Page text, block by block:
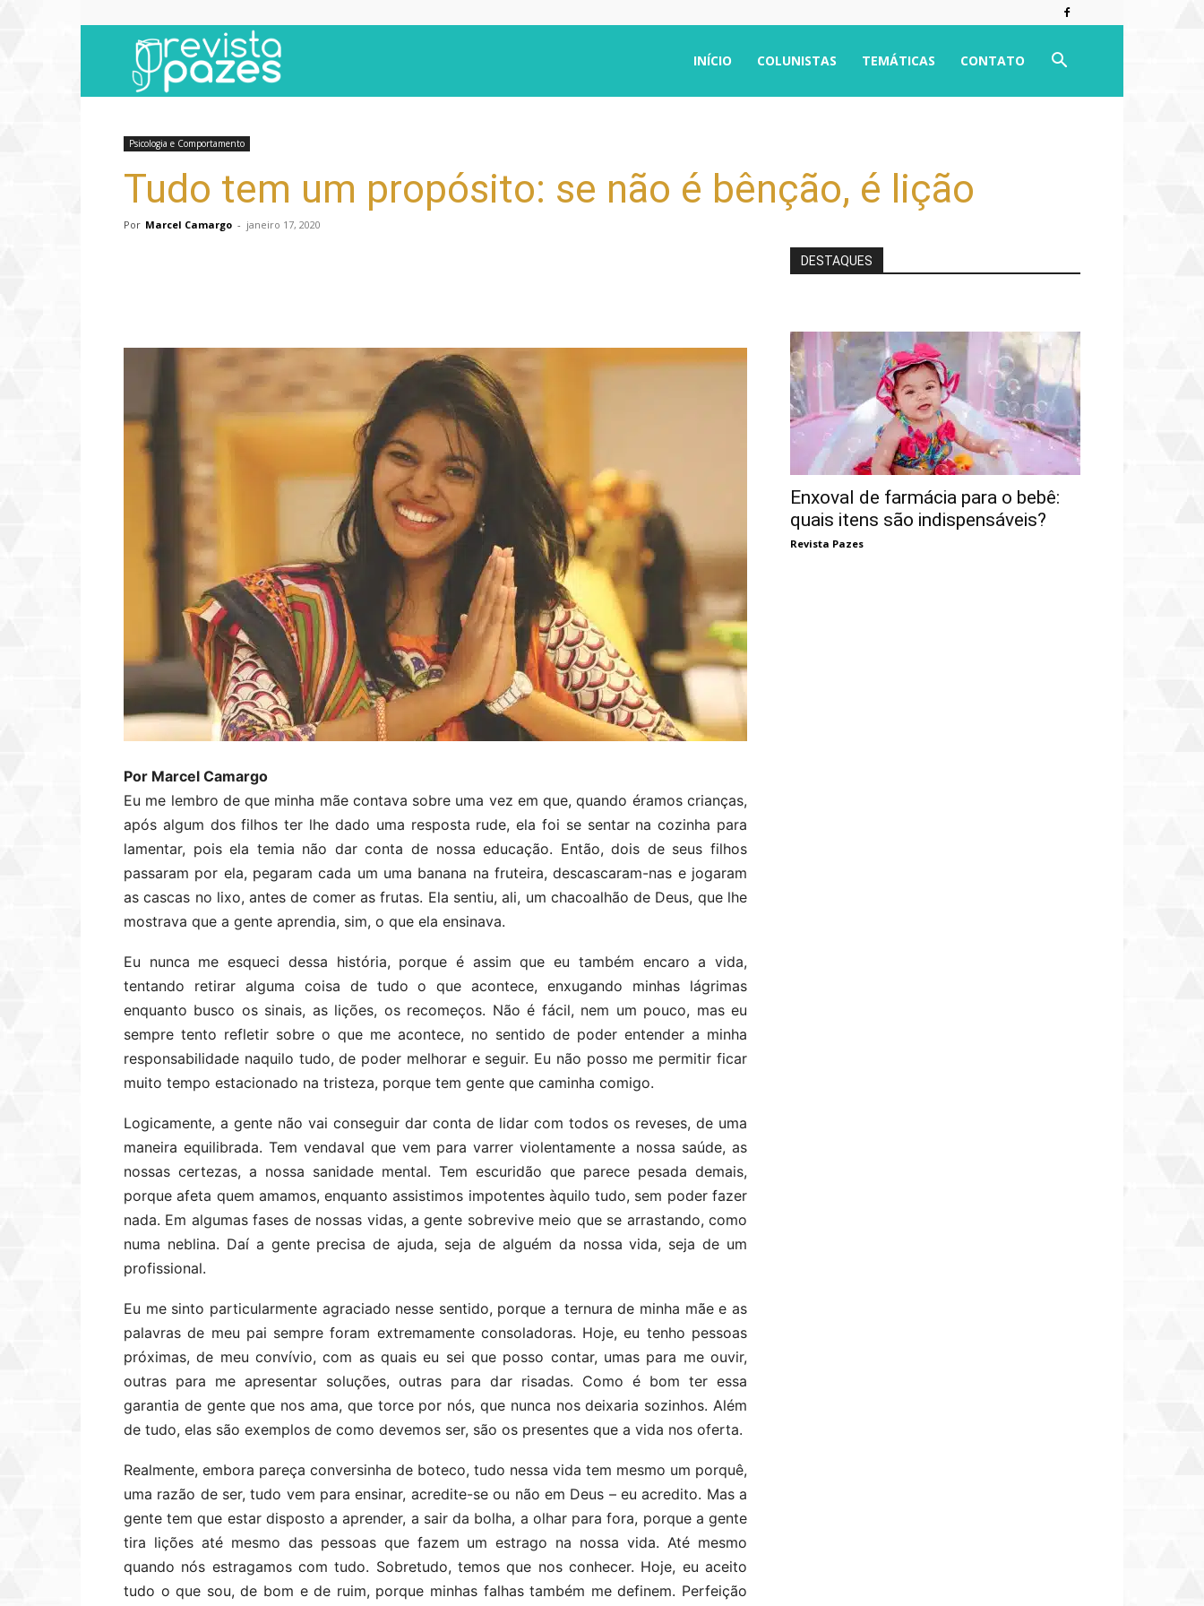
INÍCIO COLUNISTAS TEMÁTICAS CONTATO
Psicologia e Comportamento
Tudo tem um propósito: se não é bênção, é lição
Por Marcel Camargo - janeiro 17, 2020
Por Marcel Camargo
Eu me lembro de que minha mãe contava sobre uma vez em que, quando éramos crianças,
após algum dos filhos ter lhe dado uma resposta rude, ela foi se sentar na cozinha para
lamentar, pois ela temia não dar conta de nossa educação. Então, dois de seus filhos
passaram por ela, pegaram cada um uma banana na fruteira, descascaram-nas e jogaram
as cascas no lixo, antes de comer as frutas. Ela sentiu, ali, um chacoalhão de Deus, que lhe
mostrava que a gente aprendia, sim, o que ela ensinava.
Eu nunca me esqueci dessa história, porque é assim que eu também encaro a vida,
tentando retirar alguma coisa de tudo o que acontece, enxugando minhas lágrimas
enquanto busco os sinais, as lições, os recomeços. Não é fácil, nem um pouco, mas eu
sempre tento refletir sobre o que me acontece, no sentido de poder entender a minha
responsabilidade naquilo tudo, de poder melhorar e seguir. Eu não posso me permitir ficar
muito tempo estacionado na tristeza, porque tem gente que caminha comigo.
Logicamente, a gente não vai conseguir dar conta de lidar com todos os reveses, de uma
maneira equilibrada. Tem vendaval que vem para varrer violentamente a nossa saúde, as
nossas certezas, a nossa sanidade mental. Tem escuridão que parece pesada demais,
porque afeta quem amamos, enquanto assistimos impotentes àquilo tudo, sem poder fazer
nada. Em algumas fases de nossas vidas, a gente sobrevive meio que se arrastando, como
numa neblina. Daí a gente precisa de ajuda, seja de alguém da nossa vida, seja de um
profissional.
Eu me sinto particularmente agraciado nesse sentido, porque a ternura de minha mãe e as
palavras de meu pai sempre foram extremamente consoladoras. Hoje, eu tenho pessoas
próximas, de meu convívio, com as quais eu sei que posso contar, umas para me ouvir,
outras para me apresentar soluções, outras para dar risadas. Como é bom ter essa
garantia de gente que nos ama, que torce por nós, que nunca nos deixaria sozinhos. Além
de tudo, elas são exemplos de como devemos ser, são os presentes que a vida nos oferta.
Realmente, embora pareça conversinha de boteco, tudo nessa vida tem mesmo um porquê,
uma razão de ser, tudo vem para ensinar, acredite-se ou não em Deus – eu acredito. Mas a
gente tem que estar disposto a aprender, a sair da bolha, a olhar para fora, porque a gente
tira lições até mesmo das pessoas que fazem um estrago na nossa vida. Até mesmo
quando nós estragamos com tudo. Sobretudo, temos que nos conhecer. Hoje, eu aceito
tudo o que sou, de bom e de ruim, porque minhas falhas também me definem. Perfeição
DESTAQUES
Enxoval de farmácia para o bebê:
quais itens são indispensáveis?
Revista Pazes